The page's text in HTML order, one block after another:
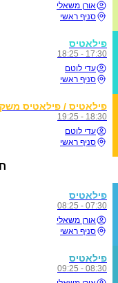
אורן משאלי
סניף ראשי
פילאטיס
17:30 - 18:25
עדי לוטם
סניף ראשי
פילאטיס / פילאטיס
18:30 - 19:25
עדי לוטם
סניף ראשי
פילאטיס
07:30 - 08:25
אורן משאלי
סניף ראשי
פילאטיס
08:30 - 09:25